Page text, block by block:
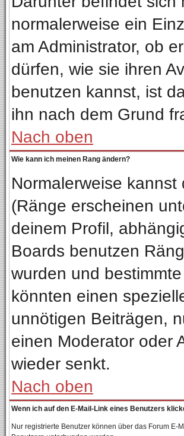
normalerweise ein
am Administrator, ob
dürfen, wie sie ihren
benutzen kannst, ist
ihn nach dem Grund
Nach oben
Wie kann ich meinen Rang ändern?
Normalerweise
(Ränge erscheinen
deinem Profil,
Boards benutzen
wurden und
könnten einen
unnötigen Beiträgen,
einen Moderator oder
wieder senkt.
Nach oben
Wenn ich auf den E-Mail-Link eines Benutzers
Nur registrierte Benutzer können über das Forum